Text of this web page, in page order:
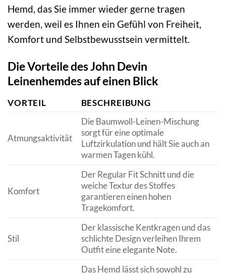
Hemd, das Sie immer wieder gerne tragen
werden, weil es Ihnen ein Gefühl von Freiheit,
Komfort und Selbstbewusstsein vermittelt.
Die Vorteile des John Devin
Leinenhemdes auf einen Blick
VORTEIL BESCHREIBUNG
Atmungsaktivität
Die Baumwoll-Leinen-Mischung
sorgt für eine optimale
Luftzirkulation und hält Sie auch an
warmen Tagen kühl.
Komfort
Der Regular Fit Schnitt und die
weiche Textur des Stoffes
garantieren einen hohen
Tragekomfort.
Stil
Der klassische Kentkragen und das
schlichte Design verleihen Ihrem
Outfit eine elegante Note.
Das Hemd lässt sich sowohl zu